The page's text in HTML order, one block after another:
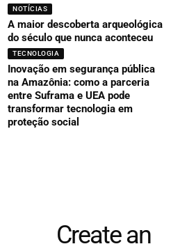
NOTÍCIAS
A maior descoberta arqueológica
do século que nunca aconteceu
TECNOLOGIA
Inovação em segurança pública
na Amazônia: como a parceria
entre Suframa e UEA pode
transformar tecnologia em
proteção social
Create an